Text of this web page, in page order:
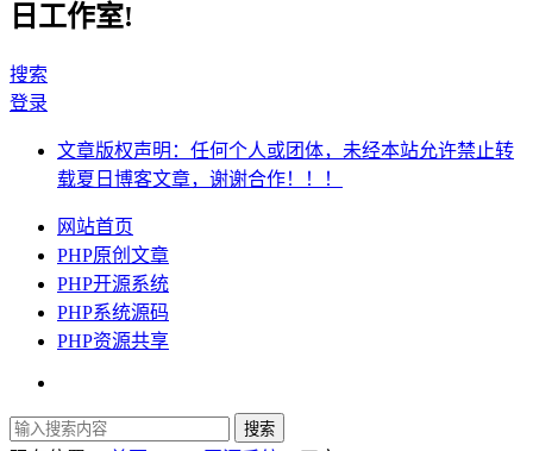
日工作室!
搜索
登录
文章版权声明：任何个人或团体，未经本站允许禁止转
载夏日博客文章，谢谢合作！！！
网站首页
PHP原创文章
PHP开源系统
PHP系统源码
PHP资源共享